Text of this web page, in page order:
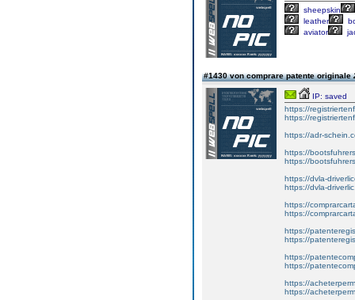
sheepskin
leather
aviator
#1430 von comprare patente originale
IP: saved
https://
https://
https://adr-
https://
https://
https://dvla-
https://dvla-
https://
https://
https://
https://
https://
https://
https://
https://